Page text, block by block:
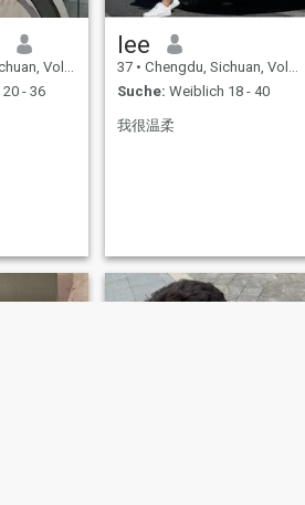
China
- 36
lee
37 • Chengdu, Sichuan, Volksrep. China
Suche: Weiblich 18 - 40
我很温柔